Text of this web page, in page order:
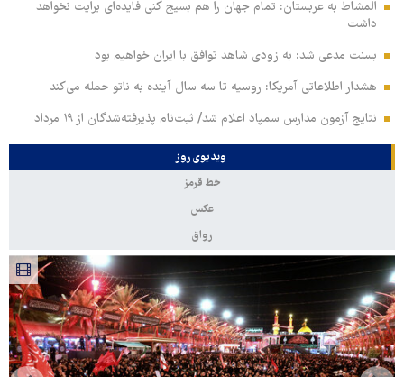
المشاط به عربستان: تمام جهان را هم بسیج کنی فایده‌ای برایت نخواهد
داشت
بسنت مدعی شد: به زودی شاهد توافق با ایران خواهیم بود
هشدار اطلاعاتی آمریکا: روسیه تا سه سال آینده به ناتو حمله می‌کند
نتایج آزمون مدارس سمپاد اعلام شد/ ثبت‌نام پذیرفته‌شدگان از ۱۹ مرداد
ویدیوی روز
خط قرمز
عکس
رواق